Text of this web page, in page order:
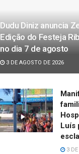
Dudu Diniz anuncia
Edição do Festeja
no dia 7 de agosto
3 DE AGOSTO DE 2026
Luís
3 DE